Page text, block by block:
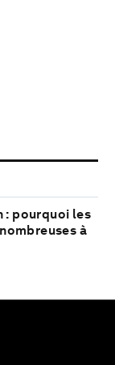
: pourquoi les
à